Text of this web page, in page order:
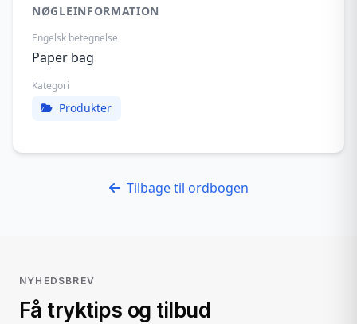
NØGLEINFORMATION
Engelsk betegnelse
Paper bag
Kategori
Produkter
Tilbage til ordbogen
NYHEDSBREV
Få tryktips og tilbud